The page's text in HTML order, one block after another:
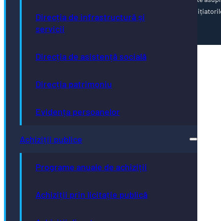
Direcția de infrastructură și
servicii
Direcția de asistență socială
Direcția patrimoniu
Evidența persoanelor
Achiziții publice
Programe anuale de achiziții
Achiziții prin licitație publică
corectitudinii și coerenței informațiilor prezentate revine
paginii web.